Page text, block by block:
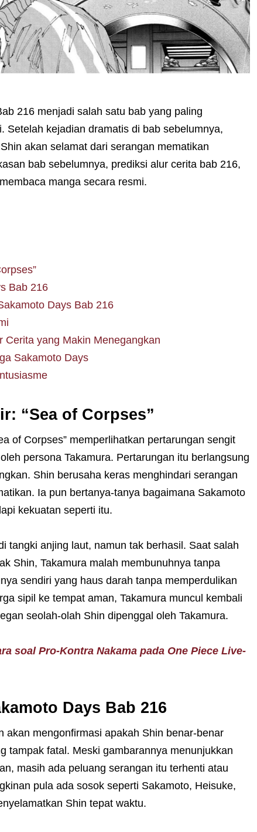
216 menjadi salah satu bab yang paling
Setelah kejadian dramatis di bab sebelumnya,
akan selamat dari serangan mematikan
bab sebelumnya, prediksi alur cerita bab 216,
manga secara resmi.
Bab 216
Days Bab 216
Cerita yang Makin Menegangkan
Sakamoto Days
“Sea of Corpses”
of Corpses” memperlihatkan pertarungan sengit
persona Takamura. Pertarungan itu berlangsung
Shin berusaha keras menghindari serangan
Ia pun bertanya-tanya bagaimana Sakamoto
kekuatan seperti itu.
tangki anjing laut, namun tak berhasil. Saat salah
Shin, Takamura malah membunuhnya tanpa
sendiri yang haus darah tanpa memperdulikan
sipil ke tempat aman, Takamura muncul kembali
seolah-olah Shin dipenggal oleh Takamura.
soal Pro-Kontra Nakama pada One Piece Live-
Days Bab 216
akan mengonfirmasi apakah Shin benar-benar
tampak fatal. Meski gambarannya menunjukkan
masih ada peluang serangan itu terhenti atau
pula ada sosok seperti Sakamoto, Heisuke,
Shin tepat waktu.